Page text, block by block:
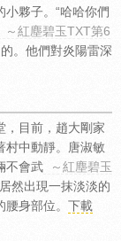
夥子。“哈哈你們
～紅塵碧玉TXT第6
。他們對炎陽雷深
，目前，趙大剛家
村中動靜。唐淑敏
不會武
～紅塵碧玉
然出現一抹淡淡的
身部位。 下載